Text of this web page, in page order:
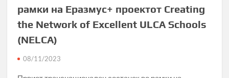
рамки на Еразмус+ проектот Creating
the Network of Excellent ULCA Schools
(NELCA)
08/11/2023